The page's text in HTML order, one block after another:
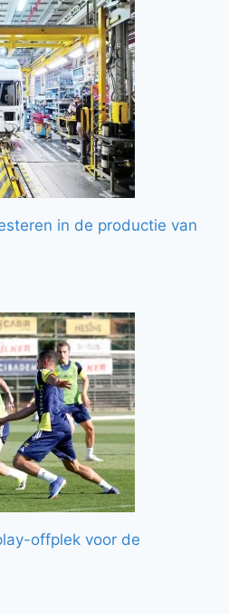
in de productie van
offplek voor de